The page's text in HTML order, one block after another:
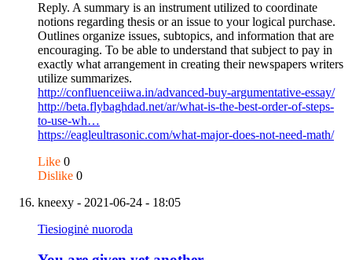
Reply. A summary is an instrument utilized to coordinate
notions regarding thesis or an issue to your logical purchase.
Outlines organize issues, subtopics, and information that are
encouraging. To be able to understand that subject to pay in
exactly what arrangement in creating their newspapers writers
utilize summarizes.
http://confluenceiiwa.in/advanced-buy-argumentative-essay/
http://beta.flybaghdad.net/ar/what-is-the-best-order-of-steps-
to-use-wh…
https://eagleultrasonic.com/what-major-does-not-need-math/
Like 0
Dislike 0
kneexy - 2021-06-24 - 18:05
Tiesioginė nuoroda